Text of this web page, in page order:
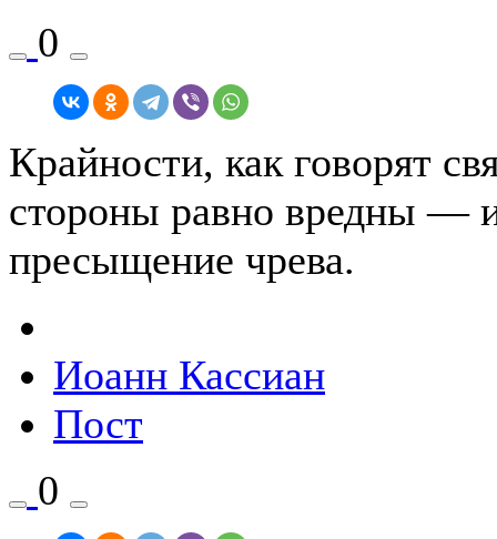
0
Крайности, как говорят
стороны равно вредны —
пресыщение чрева.
Иоанн Кассиан
Пост
0